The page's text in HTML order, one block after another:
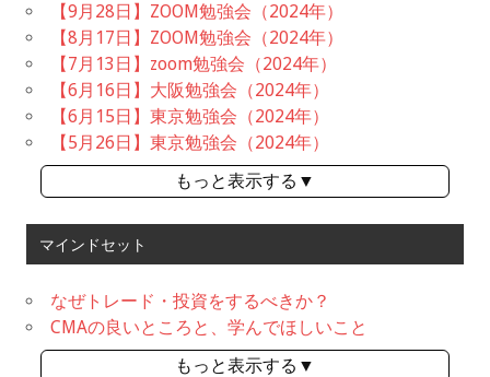
【9月28日】ZOOM勉強会（2024年）
【8月17日】ZOOM勉強会（2024年）
【7月13日】zoom勉強会（2024年）
【6月16日】大阪勉強会（2024年）
【6月15日】東京勉強会（2024年）
【5月26日】東京勉強会（2024年）
もっと表示する▼
マインドセット
なぜトレード・投資をするべきか？
CMAの良いところと、学んでほしいこと
もっと表示する▼